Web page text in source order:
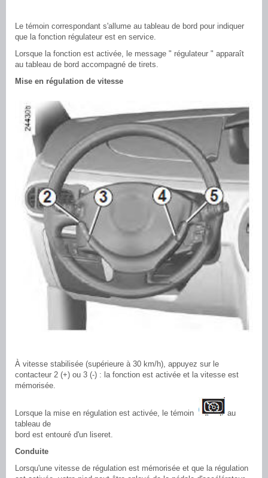
Le témoin correspondant s'allume au tableau de bord pour indiquer
que la fonction régulateur est en service.
Lorsque la fonction est activée, le message " régulateur " apparaît
au tableau de bord accompagné de tirets.
Mise en régulation de vitesse
À vitesse stabilisée (supérieure à 30 km/h), appuyez sur le
contacteur 2 (+) ou 3 (-) : la fonction est activée et la vitesse est
mémorisée.
Lorsque la mise en régulation est activée, le témoin
au
tableau de
bord est entouré d'un liseret.
Conduite
Lorsqu'une vitesse de régulation est mémorisée et que la régulation